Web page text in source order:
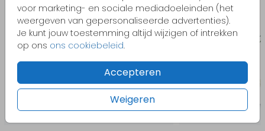
voor marketing- en sociale mediadoeleinden (het
weergeven van gepersonaliseerde advertenties).
Je kunt jouw toestemming altijd wijzigen of intrekken
op ons ons cookiebeleid.
Accepteren
Weigeren